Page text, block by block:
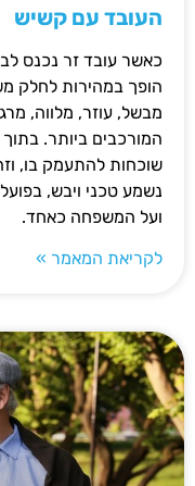
העובד עם קשיש
כאשר עובד זר נכנס
הופך במהירות לחלק
מבשל, עוזר, מלווה,
המורכבים ביותר.
שוכחות להתעמק בו,
נשמע טכני ויבש,
ועל המשפחה כאחד.
לקריאת המאמר »